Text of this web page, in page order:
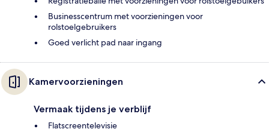
Businesscentrum met voorzieningen voor
rolstoelgebruikers
Goed verlicht pad naar ingang
Kamervoorzieningen
Vermaak tijdens je verblijf
Flatscreentelevisie